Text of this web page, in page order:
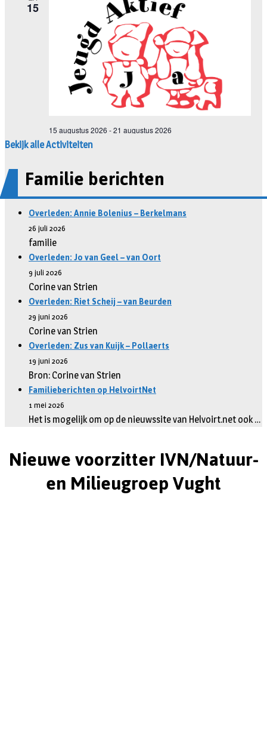
Bekijk alle Activiteiten
Familie berichten
Overleden: Annie Bolenius – Berkelmans
26 juli 2026
familie
Overleden: Jo van Geel – van Oort
9 juli 2026
Corine van Strien
Overleden: Riet Scheij – van Beurden
29 juni 2026
Corine van Strien
Overleden: Zus van Kuijk – Pollaerts
19 juni 2026
Bron: Corine van Strien
Familieberichten op HelvoirtNet
1 mei 2026
Het is mogelijk om op de nieuwssite van Helvoirt.net ook …
Nieuwe voorzitter IVN/Natuur-
en Milieugroep Vught